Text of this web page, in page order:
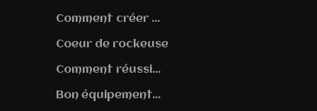
Comment créer ...
Coeur de rockeuse
Comment réussi...
Bon équipement...